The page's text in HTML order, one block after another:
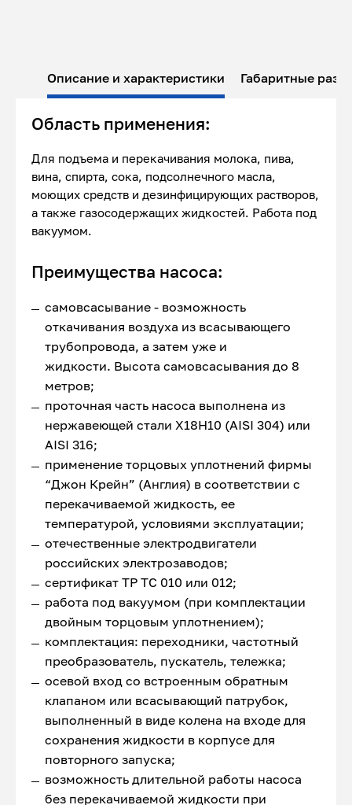
Описание и характеристики Габаритные
Область применения:
Для подъема и перекачивания молока, пива,
вина, спирта, сока, подсолнечного масла,
моющих средств и дезинфицирующих растворов,
а также газосодержащих жидкостей. Работа под
вакуумом.
Преимущества насоса:
самовсасывание - возможность
откачивания воздуха из всасывающего
трубопровода, а затем уже и
жидкости. Высота самовсасывания до 8
метров;
проточная часть насоса выполнена из
нержавеющей стали Х18Н10 (AISI 304) или
AISI 316;
применение торцовых уплотнений фирмы
“Джон Крейн” (Англия) в соответствии с
перекачиваемой жидкость, ее
температурой, условиями эксплуатации;
отечественные электродвигатели
российских электрозаводов;
сертификат ТР ТС 010 или 012;
работа под вакуумом (при комплектации
двойным торцовым уплотнением);
комплектация: переходники, частотный
преобразователь, пускатель, тележка;
осевой вход со встроенным обратным
клапаном или всасывающий патрубок,
выполненный в виде колена на входе для
сохранения жидкости в корпусе для
повторного запуска;
возможность длительной работы насоса
без перекачиваемой жидкости при